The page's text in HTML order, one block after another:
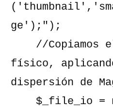
ge');");
físico,
dispersión de